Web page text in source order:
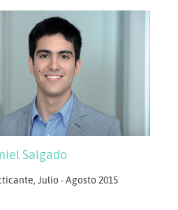
Salgado
Julio - Agosto 2015